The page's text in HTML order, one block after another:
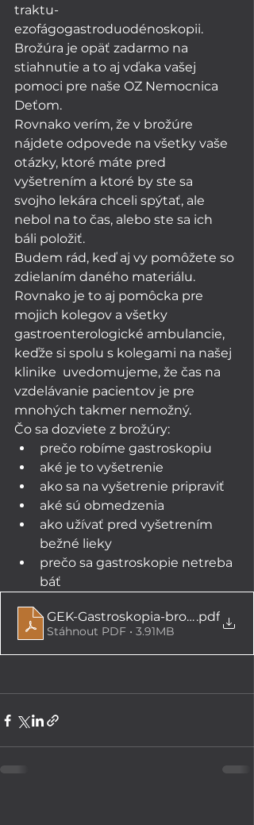
traktu-
ezofágogastroduodénoskopii.
Brožúra je opäť zadarmo na
stiahnutie a to aj vďaka vašej
pomoci pre naše OZ Nemocnica
Deťom.
Rovnako verím, že v brožúre
nájdete odpovede na všetky vaše
otázky, ktoré máte pred
vyšetrením a ktoré by ste sa
svojho lekára chceli spýtať, ale
nebol na to čas, alebo ste sa ich
báli položiť.
Budem rád, keď aj vy pomôžete so
zdielaním daného materiálu.
Rovnako je to aj pomôcka pre
mojich kolegov a všetky
gastroenterologické ambulancie,
keďže si spolu s kolegami na našej
klinike  uvedomujeme, že čas na
vzdelávanie pacientov je pre
mnohých takmer nemožný.
Čo sa dozviete z brožúry:
prečo robíme gastroskopiu
aké je to vyšetrenie
ako sa na vyšetrenie pripraviť
aké sú obmedzenia
ako užívať pred vyšetrením
bežné lieky
prečo sa gastroskopie netreba
báť
GEK-Gastroskopia-brozura-2
.pdf
Stáhnout PDF • 3.91MB